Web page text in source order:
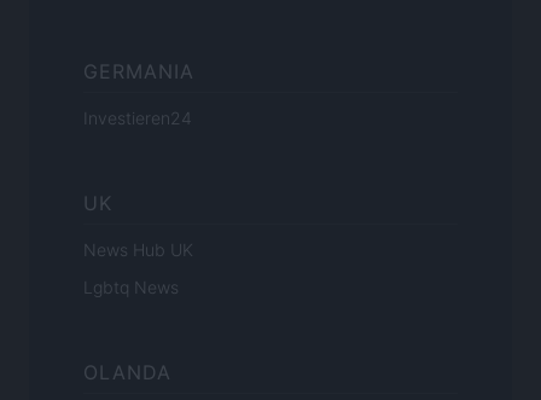
GERMANIA
Investieren24
UK
News Hub UK
Lgbtq News
OLANDA